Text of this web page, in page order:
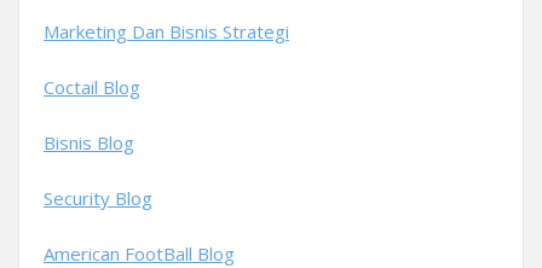
Marketing Dan Bisnis Strategi
Coctail Blog
Bisnis Blog
Security Blog
American FootBall Blog